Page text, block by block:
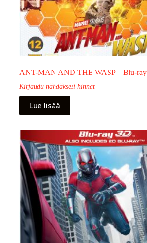
ANT-MAN AND THE WASP – Blu-ray
Kirjaudu nähdäksesi hinnat
Lue lisää